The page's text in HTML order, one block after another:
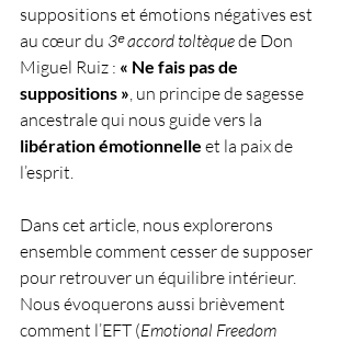
suppositions et émotions négatives est
au cœur du 3ᵉ accord toltèque de Don
Miguel Ruiz : « Ne fais pas de
suppositions », un principe de sagesse
ancestrale qui nous guide vers la
libération émotionnelle et la paix de
l’esprit.
Dans cet article, nous explorerons
ensemble comment cesser de supposer
pour retrouver un équilibre intérieur.
Nous évoquerons aussi brièvement
comment l’EFT (Emotional Freedom